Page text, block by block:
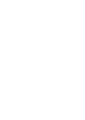
厂区设立釜罐自
地，由20多名专
户解决各类清
为国家高新技术